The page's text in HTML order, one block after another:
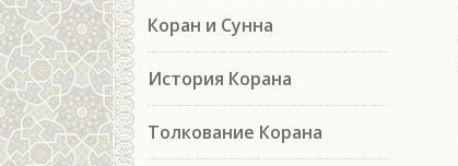
Коран и Сунна
История Корана
Толкование Корана